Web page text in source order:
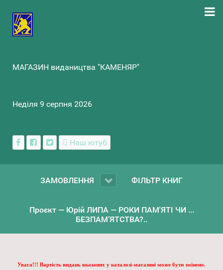
МАГАЗИН видаництва "КАМЕНЯР"
Неділя 9 серпня 2026
Наш ютуб
ЗАМОВЛЕННЯ ФІЛЬТР КНИГ
Проєкт — Юрій ЛИПА — РОКИ ПАМ'ЯТІ ЧИ ...
БЕЗПАМ’ЯТСТВА?..
Увага!!! Вартість видань вказаних у каталозі-магазині може бути змінено.